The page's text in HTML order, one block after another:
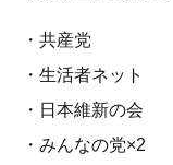
・共産党
・生活者ネット
・日本維新の会
・みんなの党×2